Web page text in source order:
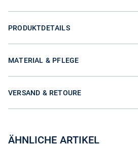
PRODUKTDETAILS
MATERIAL & PFLEGE
VERSAND & RETOURE
ÄHNLICHE ARTIKEL